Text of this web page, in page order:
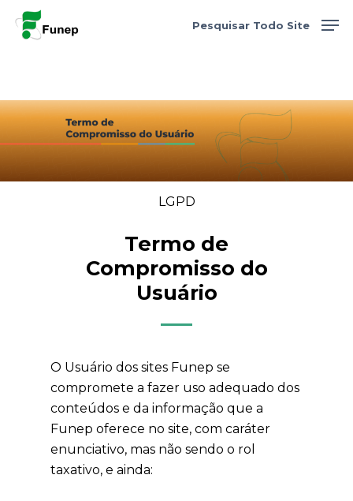
for:
Update cookies preferences
Skip
Pesquisar Todo Site
LGPD
Termo de
Compromisso do
Usuário
O Usuário dos sites Funep se
compromete a fazer uso adequado dos
conteúdos e da informação que a
Funep oferece no site, com caráter
enunciativo, mas não sendo o rol
taxativo, e ainda: